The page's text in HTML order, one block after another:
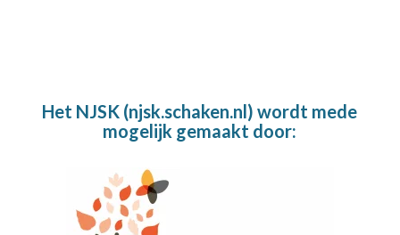
Het NJSK (njsk.schaken.nl) wordt mede
mogelijk gemaakt door: